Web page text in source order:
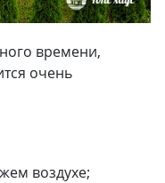
времени,
очень
воздухе;